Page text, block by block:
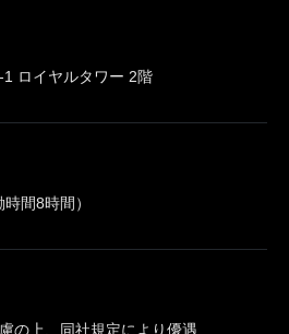
ロイヤルタワー 2階
間8時間）
の上、同社規定により優遇